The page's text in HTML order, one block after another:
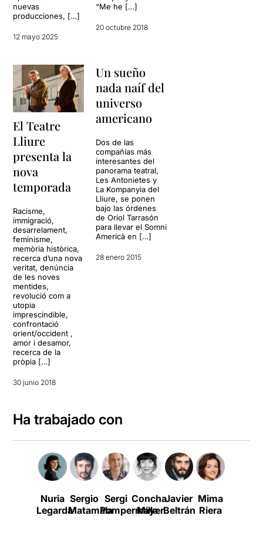
nuevas
producciones, […]
12 mayo 2025
“Me he […]
20 octubre 2018
El Teatre
Lliure
presenta la
nova
temporada
Racisme,
immigració,
desarrelament,
feminisme,
memòria històrica,
recerca d’una nova
veritat, denúncia
de les noves
mentides,
revolució com a
utopia
imprescindible,
confrontació
orient/occident ,
amor i desamor,
recerca de la
pròpia […]
30 junio 2018
Un sueño
nada naíf del
universo
americano
Dos de las
compañías más
interesantes del
panorama teatral,
Les Antonietes y
La Kompanyia del
Lliure, se ponen
bajo las órdenes
de Oriol Tarrasón
para llevar el Somni
Americà en […]
28 enero 2015
Ha trabajado con
Nuria
Legarda
Sergio
Matamala
Sergi
Pompermayer
Concha
Milla
Javier
Beltrán
Mima
Riera